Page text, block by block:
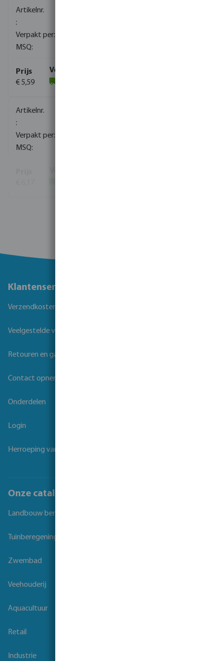
€ 5,59
Klantenservice
Verzendkosten
Veelgestelde vragen
Retouren en garantie
Contact opnemen
Onderdelen
Login
Herroeping van overeenkomst
Onze catalogi
Landbouw beregening
Tuinberegening
Zwembad
Veehouderij
Aquacultuur
Retail
Industrie